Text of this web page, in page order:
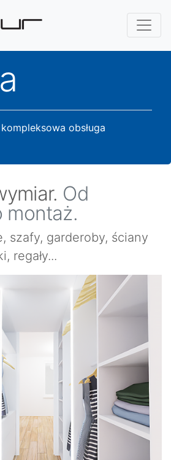
obsługa
Od
montaż.
szafy, garderoby, ściany
regały...